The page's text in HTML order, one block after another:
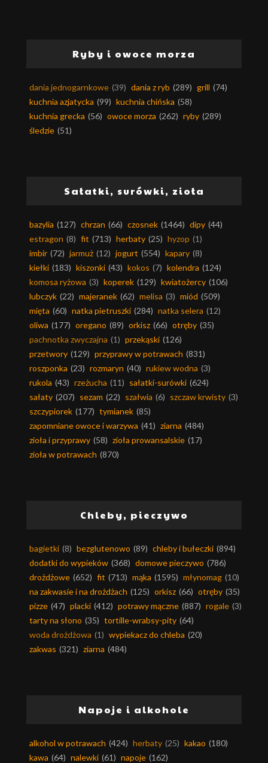
Ryby i owoce morza
dania jednogarnkowe (39) dania z ryb (289) grill (74)
kuchnia azjatycka (99) kuchnia chińska (58)
kuchnia grecka (56) owoce morza (262) ryby (289)
śledzie (51)
Sałatki, surówki, zioła
bazylia (127) chrzan (66) czosnek (1464) dipy (44)
estragon (8) fit (713) herbaty (25) hyzop (1)
imbir (72) jarmuż (12) jogurt (554) kapary (8)
kiełki (183) kiszonki (43) kokos (7) kolendra (124)
komosa ryżowa (3) koperek (129) kwiatożercy (106)
lubczyk (22) majeranek (62) melisa (3) miód (509)
mięta (60) natka pietruszki (284) natka selera (12)
oliwa (177) oregano (89) orkisz (66) otręby (35)
pachnotka zwyczajna (1) przekąski (126)
przetwory (129) przyprawy w potrawach (831)
roszponka (23) rozmaryn (40) rukiew wodna (3)
rukola (43) rzeżucha (11) sałatki-surówki (624)
sałaty (207) sezam (22) szałwia (6) szczaw krwisty (3)
szczypiorek (177) tymianek (85)
zapomniane owoce i warzywa (41) ziarna (484)
zioła i przyprawy (58) zioła prowansalskie (17)
zioła w potrawach (870)
Chleby, pieczywo
bagietki (8) bezglutenowo (89) chleby i bułeczki (894)
dodatki do wypieków (368) domowe pieczywo (786)
drożdżowe (652) fit (713) mąka (1595) młynomag (10)
na zakwasie i na drożdżach (125) orkisz (66) otręby (35)
pizze (47) placki (412) potrawy mączne (887) rogale (3)
tarty na słono (35) tortille-wrabsy-pity (64)
woda drożdżowa (1) wypiekacz do chleba (20)
zakwas (321) ziarna (484)
Napoje i alkohole
alkohol w potrawach (424) herbaty (25) kakao (180)
kawa (64) nalewki (61) napoje (162)